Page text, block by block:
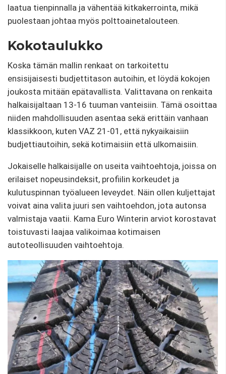
laatua tienpinnalla ja vähentää kitkakerrointa, mikä
puolestaan ​​​​johtaa myös polttoainetalouteen.
Kokotaulukko
Koska tämän mallin renkaat on tarkoitettu
ensisijaisesti budjettitason autoihin, et löydä kokojen
joukosta mitään epätavallista. Valittavana on renkaita
halkaisijaltaan 13-16 tuuman vanteisiin. Tämä osoittaa
niiden mahdollisuuden asentaa sekä erittäin vanhaan
klassikkoon, kuten VAZ 21-01, että nykyaikaisiin
budjettiautoihin, sekä kotimaisiin että ulkomaisiin.
Jokaiselle halkaisijalle on useita vaihtoehtoja, joissa on
erilaiset nopeusindeksit, profiilin korkeudet ja
kulutuspinnan työalueen leveydet. Näin ollen kuljettajat
voivat aina valita juuri sen vaihtoehdon, jota autonsa
valmistaja vaatii. Kama Euro Winterin arviot korostavat
toistuvasti laajaa valikoimaa kotimaisen
autoteollisuuden vaihtoehtoja.